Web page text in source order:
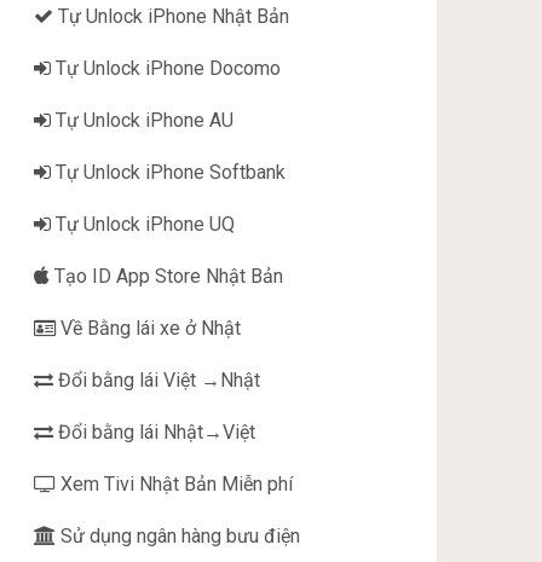
Tự Unlock iPhone Nhật Bản
Tự Unlock iPhone Docomo
Tự Unlock iPhone AU
Tự Unlock iPhone Softbank
Tự Unlock iPhone UQ
Tạo ID App Store Nhật Bản
Về Bằng lái xe ở Nhật
Đổi bằng lái Việt →Nhật
Đổi bằng lái Nhật→Việt
Xem Tivi Nhật Bản Miễn phí
Sử dụng ngân hàng bưu điện